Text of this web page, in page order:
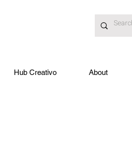
Hub Creativo About